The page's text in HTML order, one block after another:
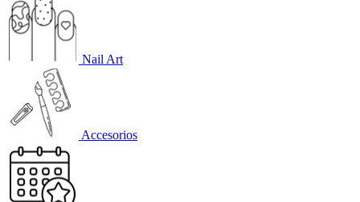
Nail Art
Accesorios